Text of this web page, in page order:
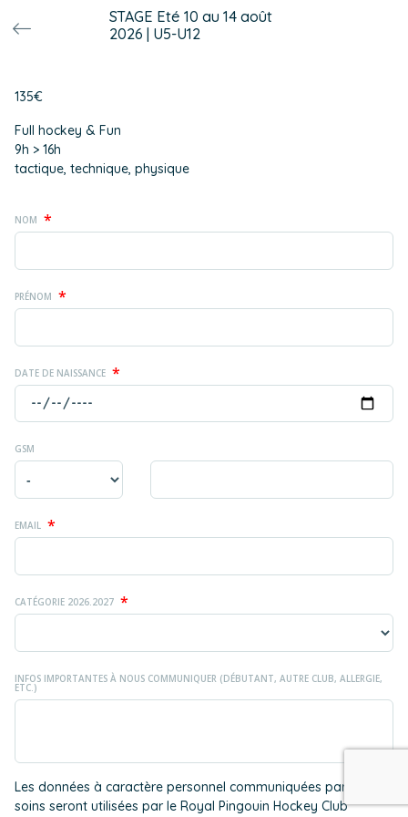
STAGE Eté 10 au 14 août
2026 | U5-U12
135€
Full hockey & Fun
9h > 16h
tactique, technique, physique
NOM *
PRÉNOM *
DATE DE NAISSANCE *
GSM
EMAIL *
CATÉGORIE 2026.2027 *
INFOS IMPORTANTES À NOUS COMMUNIQUER (DÉBUTANT, AUTRE CLUB, ALLERGIE,
ETC.)
Les données à caractère personnel communiquées par vos
soins seront utilisées par le Royal Pingouin Hockey Club